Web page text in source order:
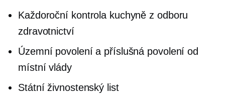
Každoroční kontrola kuchyně z odboru
zdravotnictví
Územní povolení a příslušná povolení od
místní vlády
Státní živnostenský list